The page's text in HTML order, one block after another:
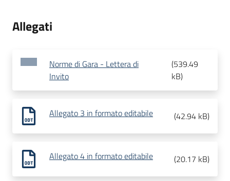
Allegati
Norme di Gara - Lettera di
Invito
(539.49
kB)
Allegato 3 in formato editabile (42.94 kB)
Allegato 4 in formato editabile (20.17 kB)